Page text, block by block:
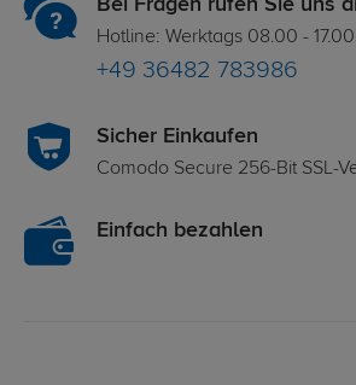
Bei Fragen rufen Sie uns
Hotline: Werktags 08.00 -
+49 36482 783986
Sicher Einkaufen
Comodo Secure 256-Bit SSL-
Einfach bezahlen